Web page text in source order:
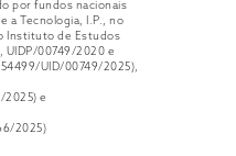
por fundos nacionais
a Tecnologia, I.P., no
Instituto de Estudos
UIDP/00749/2020 e
UID/00749/2025),
e
2025)